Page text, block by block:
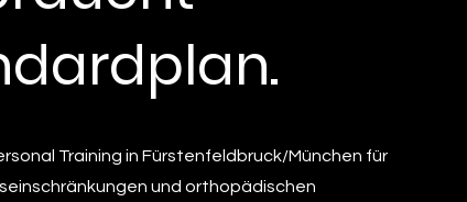
Training in Fürstenfeldbruck/München für
und orthopädischen